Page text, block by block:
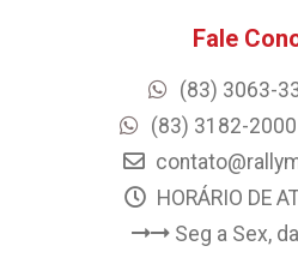
Fale
(83) 3063-
(83) 3182-
HORÁRIO DE
Seg a Sex,